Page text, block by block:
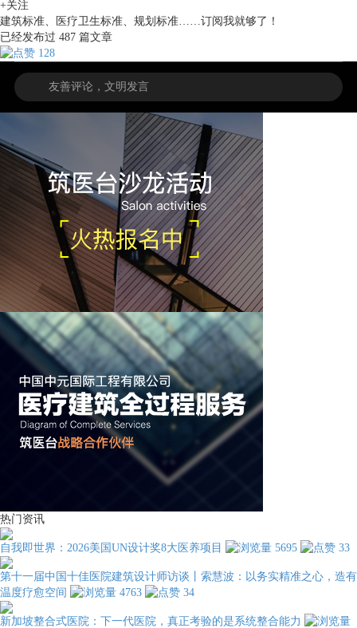
+关注
建筑标准、医疗卫生标准、规划标准……订阅我就够了！
已经发布过 487 篇文章
128
热门资讯
自我即世界：2026美国UN设计奖8大医养项目 5695 33
第十一届中国十佳医院建筑设计师访谈丨索慧波：以务实精准之心，造有
温度疗愈空间
4763 34
新加坡整合式医院：下一代医院，真正考验的是系统整合能力